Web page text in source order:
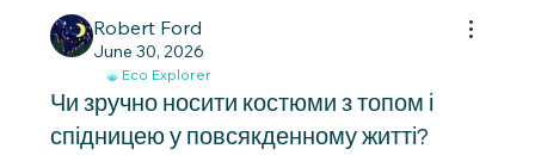
Robert Ford
June 30, 2026
Eco Explorer
Чи зручно носити костюми з топом і
спідницею у повсякденному житті?